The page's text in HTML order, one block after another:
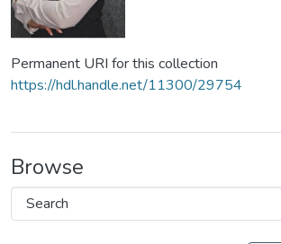
Permanent URI for this collection
https://hdl.handle.net/11300/29754
Browse